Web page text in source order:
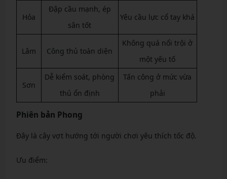
Hỏa
Đập cầu mạnh, ép
sân tốt
Yêu cầu lực cổ tay khá
Lâm Công thủ toàn diện
Không quá nổi trội ở
một yếu tố
Sơn
Dễ kiểm soát, phòng
thủ ổn định
Tấn công ở mức vừa
phải
Phiên bản Phong
Đây là cây vợt hướng tới người chơi yêu thích tốc độ.
Ưu điểm: